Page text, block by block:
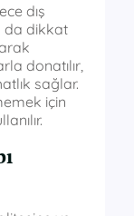
dış
da dikkat
donatılır,
sağlar.
için